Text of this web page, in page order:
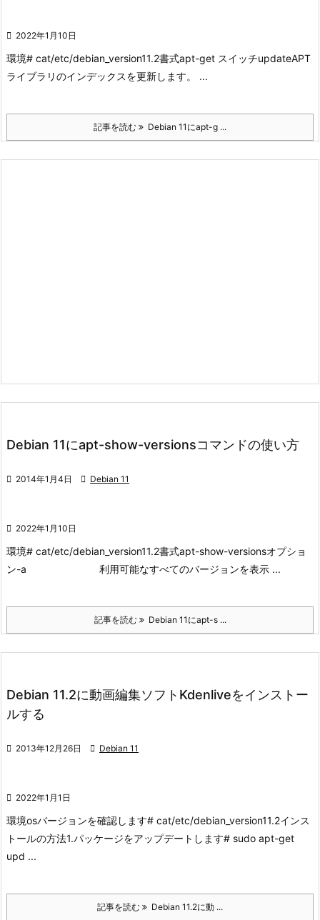
 2022年1月10日
環境# cat/etc/debian_version11.2書式apt-get スイッチupdateAPT
ライブラリのインデックスを更新します。
...
記事を読む Debian 11にapt-g ...
Debian 11にapt-show-versionsコマンドの使い方
 2014年1月4日  Debian 11
 2022年1月10日
環境# cat/etc/debian_version11.2書式apt-show-versionsオプショ
ン-a 利用可能なすべてのバージョンを表示 ...
記事を読む Debian 11にapt-s ...
Debian 11.2に動画編集ソフトKdenliveをインストー
ルする
 2013年12月26日  Debian 11
 2022年1月1日
環境osバージョンを確認します# cat/etc/debian_version11.2インス
トールの方法1.パッケージをアップデートします# sudo apt-get
upd ...
記事を読む Debian 11.2に動 ...